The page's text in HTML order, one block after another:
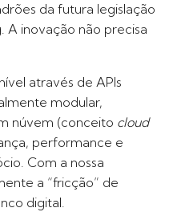
da futura legislação
A inovação não precisa
através de APIs
modular,
núvem (conceito cloud
performance e
Com a nossa
a “fricção” de
digital.